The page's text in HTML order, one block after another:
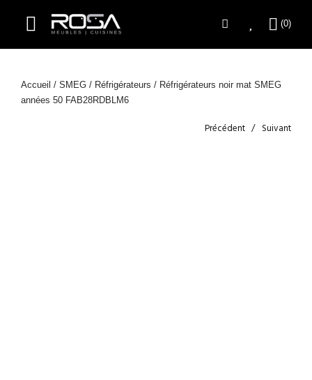
Accueil / SMEG / Réfrigérateurs / Réfrigérateurs noir mat SMEG
années 50 FAB28RDBLM6
Précédent Suivant